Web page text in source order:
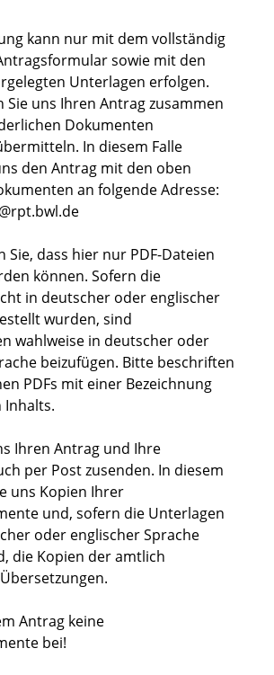
kann nur mit dem vollständig
sowie mit den
Unterlagen erfolgen.
Sie uns Ihren Antrag zusammen
Dokumenten
In diesem Falle
den Antrag mit den oben
an folgende Adresse:
Sie, dass hier nur PDF-Dateien
können. Sofern die
in deutscher oder englischer
wurden, sind
wahlweise in deutscher oder
beizufügen. Bitte beschriften
PDFs mit einer Bezeichnung
Inhalts.
Ihren Antrag und Ihre
per Post zusenden. In diesem
uns Kopien Ihrer
und, sofern die Unterlagen
oder englischer Sprache
die Kopien der amtlich
Antrag keine
bei!